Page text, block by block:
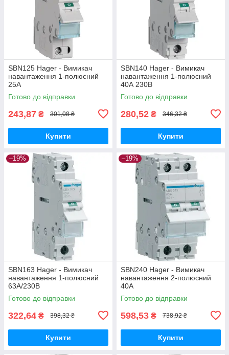
SBN125 Hager - Вимикач
навантаження 1-полюсний
25А
Готово до відправки
243,87 ₴ 301,08 ₴
Купити
SBN140 Hager - Вимикач
навантаження 1-полюсний
40А 230В
Готово до відправки
280,52 ₴ 346,32 ₴
Купити
–19%
SBN163 Hager - Вимикач
навантаження 1-полюсний
63А/230В
Готово до відправки
322,64 ₴ 398,32 ₴
Купити
–19%
SBN240 Hager - Вимикач
навантаження 2-полюсний
40А
Готово до відправки
598,53 ₴ 738,92 ₴
Купити